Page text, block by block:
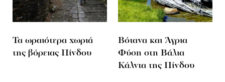
Τα ωραιότερα χωριά
της βόρειας Πίνδου
Βότανα και Άγρια
Φύση στη Βάλια
Κάλντα της Πίνδου